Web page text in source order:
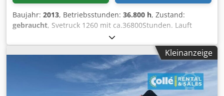
Baujahr: 2013, Betriebsstunden: 36.800 h, Zustand:
gebraucht, Svetruck 1260 mit ca.36800Stunden. Lauft
Super Cedpfx Aov E Al Uoh Rsrf
Kleinanzeige